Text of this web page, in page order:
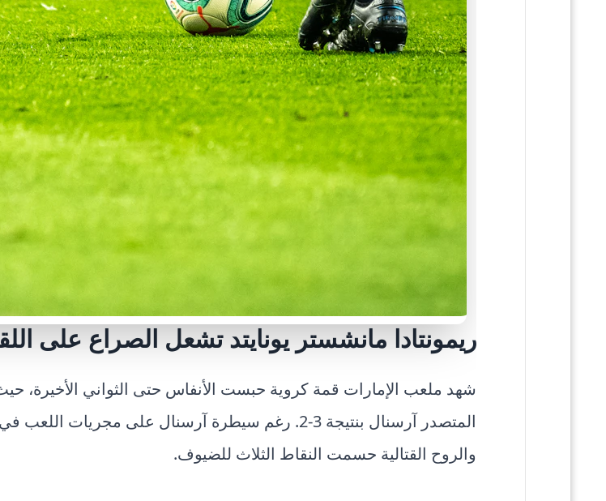
ريمونتادا مانشستر يونايتد تشعل الصراع على
شهد ملعب الإمارات قمة كروية حبست الأنفاس حتى الثواني الأخيرة،
المتصدر آرسنال بنتيجة 3-2. رغم سيطرة آرسنال على
والروح القتالية حسمت النقاط الثلاث للضيوف.